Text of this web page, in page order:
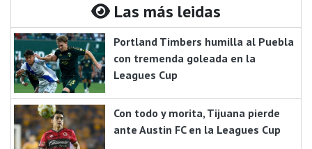
Las más leidas
Portland Timbers humilla al Puebla
con tremenda goleada en la
Leagues Cup
Con todo y morita, Tijuana pierde
ante Austin FC en la Leagues Cup